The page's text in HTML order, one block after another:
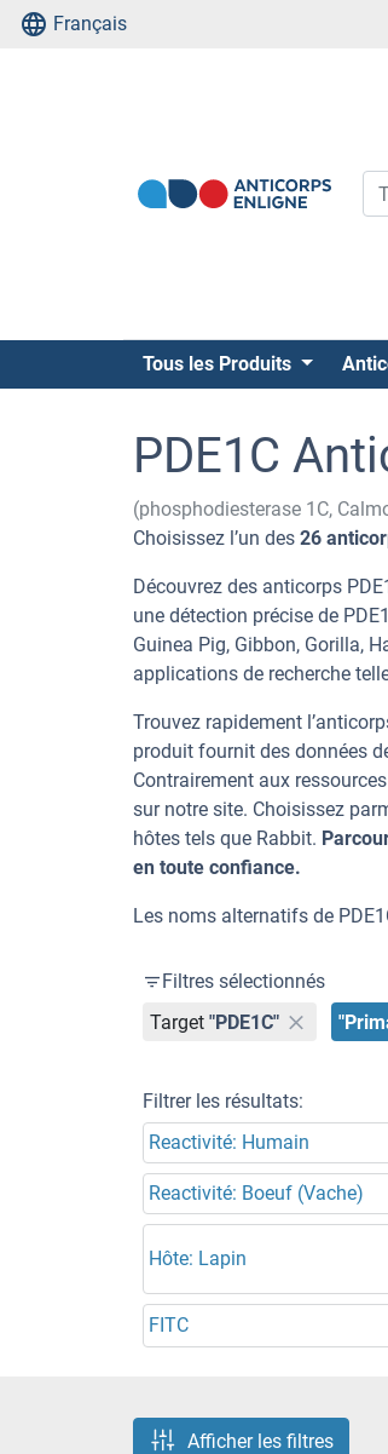
Français
Tous les Produits
PDE1C
(phosphodiesterase 1C,
Choisissez l’un des 26
Découvrez des anticorps
une détection précise de
Guinea Pig, Gibbon, Gorilla,
applications de recherche
Trouvez rapidement
produit fournit des données
Contrairement aux
sur notre site. Choisissez
hôtes tels que Rabbit.
en toute confiance.
Les noms alternatifs de
Filtres sélectionnés
Target "PDE1C"
Filtrer les résultats:
Reactivité: Humain
Reactivité: Boeuf (Vache)
Hôte: Lapin
FITC
Afficher les filtres